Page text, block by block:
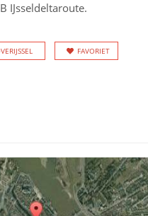
IJsseldeltaroute.
FAVORIET